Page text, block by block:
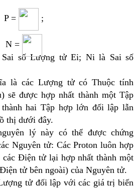
P = ;
N =
số Lượng tử Ei; Nilà Sai số
là các Lượng tử có Thuộc tính
sẽ được hợp nhất thành một Tập
hai Tập hợp lớn đối lập lẫn
thị dưới đây.
lý này có thể được chứng
Nguyên tử: Các Proton luôn hợp
các Điện tử lại hợp nhất thành một
tử bên ngoài) của Nguyên tử.
tử đối lập với các giá trị biến